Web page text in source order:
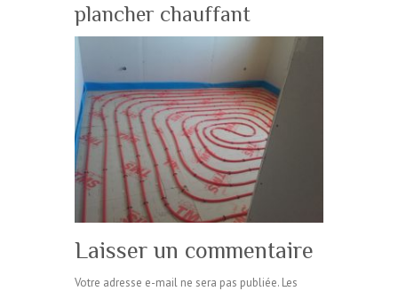
plancher chauffant
Laisser un commentaire
Votre adresse e-mail ne sera pas publiée. Les